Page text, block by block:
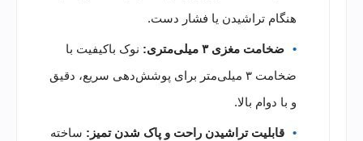
هنگام تراشیدن یا فشار دست.
ضخامت مغزی ۳ میلی‌متری:
نوک باکیفیت با
ضخامت ۳ میلی‌متر برای پوشش‌دهی سریع، دقیق
و با دوام بالا.
قابلیت تراشیدن راحت و پاک شدن تمیز: ساخته